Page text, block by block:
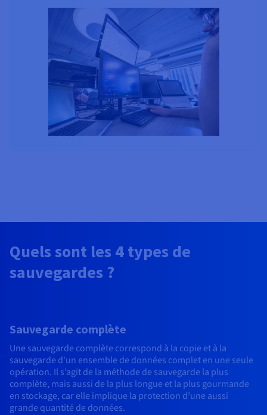
Quels sont les 4 types de
sauvegardes ?
Sauvegarde complète
Une sauvegarde complète correspond à la copie et à la
sauvegarde d'un ensemble de données complet en une seule
opération. Il s’agit de la méthode de sauvegarde la plus
complète, mais aussi de la plus longue et la plus gourmande
en stockage, car elle implique la protection d’une aussi
grande quantité de données.